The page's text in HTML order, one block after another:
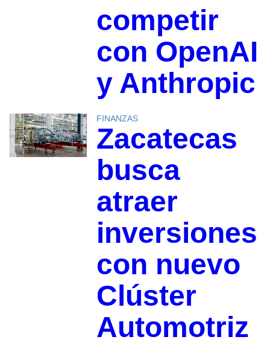
competir
con OpenAI
y Anthropic
FINANZAS
Zacatecas
busca
atraer
inversiones
con nuevo
Clúster
Automotriz